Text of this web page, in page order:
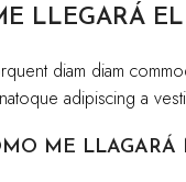
LLEGARÁ
diam diam
adipiscing a
ME LLAGARÁ